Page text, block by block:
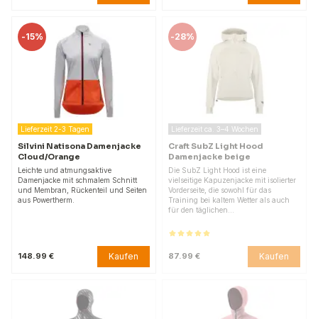
-15%
Lieferzeit 2-3 Tagen
Silvini Natisona Damenjacke
Cloud/Orange
Leichte und atmungsaktive
Damenjacke mit schmalem Schnitt
und Membran, Rückenteil und Seiten
aus Powertherm.
148.99 € Kaufen
-28%
Lieferzeit ca. 3–4 Wochen
Craft SubZ Light Hood
Damenjacke beige
Die SubZ Light Hood ist eine
vielseitige Kapuzenjacke mit isolierter
Vorderseite, die sowohl für das
Training bei kaltem Wetter als auch
für den täglichen…
87.99 € Kaufen